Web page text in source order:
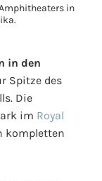
in den
Spitze des
Die
im Royal
kompletten